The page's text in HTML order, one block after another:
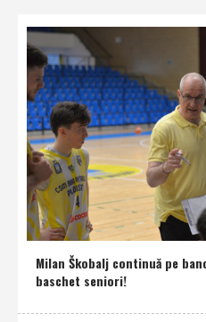
Milan Škobalj continuă pe
baschet seniori!